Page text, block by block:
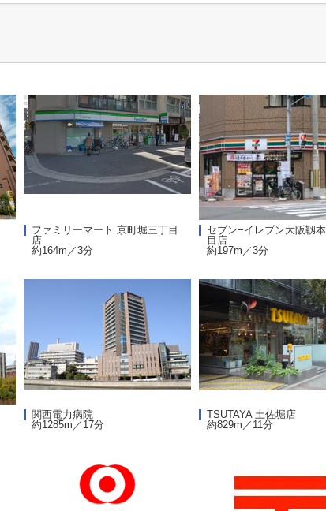
ファミリーマート 京町堀三丁目
店
約164m／3分
セブン−イレブン大阪靱
目店
約197m／3分
関西電力病院
約1285m／17分
TSUTAYA 土佐堀店
約829m／11分